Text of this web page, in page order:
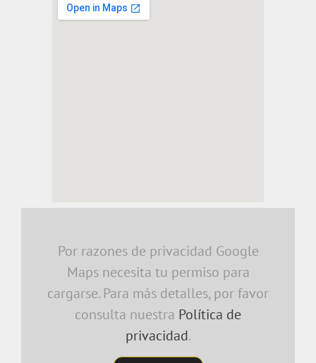
embedding a google map
Por razones de privacidad Google
Maps necesita tu permiso para
cargarse. Para más detalles, por favor
consulta nuestra Política de
privacidad.